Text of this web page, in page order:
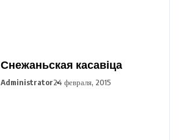
Снежаньская касавіца
Administrator24 февраля, 2015